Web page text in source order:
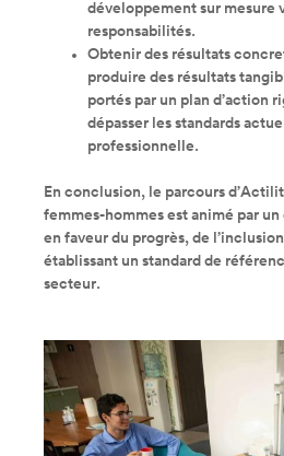
développement sur mesure
responsabilités.
Obtenir des résultats
produire des résultats
portés par un plan d’action
dépasser les standards
professionnelle.
En conclusion, le parcours
femmes-hommes est animé par
en faveur du progrès, de
établissant un standard de
secteur.